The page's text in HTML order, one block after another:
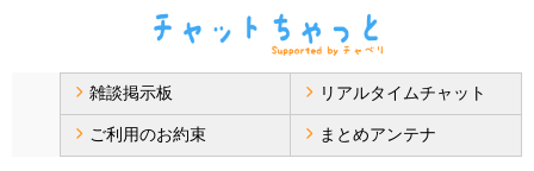
雑談掲示板 リアルタイムチャット
ご利用のお約束 まとめアンテナ